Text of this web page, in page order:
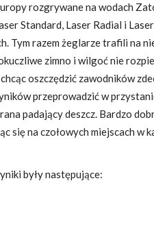
rozgrywane na wodach
Standard, Laser Radial i
Tym razem żeglarze trafili na
zimno i wilgoć nie
oszczędzić zawodników
przeprowadzić w
padający deszcz. Bardzo
się na czołowych miejscach w
były następujące: